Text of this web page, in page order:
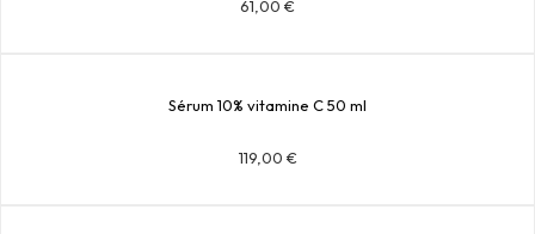
61,00 €
Sérum 10% vitamine C 50 ml
119,00 €